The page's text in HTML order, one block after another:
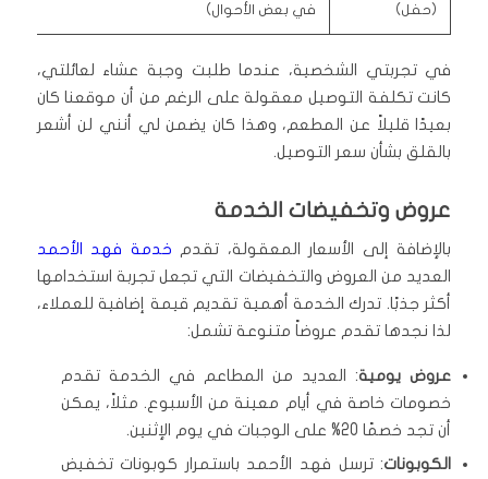
(حفل)
في بعض الأحوال)
في تجربتي الشخصية، عندما طلبت وجبة عشاء لعائلتي،
كانت تكلفة التوصيل معقولة على الرغم من أن موقعنا كان
بعيدًا قليلاً عن المطعم، وهذا كان يضمن لي أنني لن أشعر
بالقلق بشأن سعر التوصيل.
عروض وتخفيضات الخدمة
بالإضافة إلى الأسعار المعقولة، تقدم خدمة فهد الأحمد
العديد من العروض والتخفيضات التي تجعل تجربة استخدامها
أكثر جذبًا. تدرك الخدمة أهمية تقديم قيمة إضافية للعملاء،
لذا نجدها تقدم عروضاً متنوعة تشمل:
عروض يومية: العديد من المطاعم في الخدمة تقدم
خصومات خاصة في أيام معينة من الأسبوع. مثلاً، يمكن
أن تجد خصمًا 20% على الوجبات في يوم الإثنين.
الكوبونات: ترسل فهد الأحمد باستمرار كوبونات تخفيض